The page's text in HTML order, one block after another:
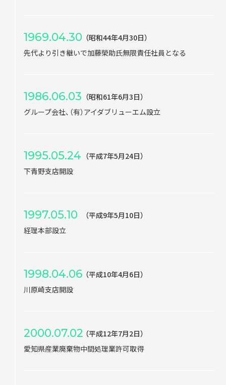
1969.04.30 （昭和44年4月30日）
先代より引き継いで加藤榮助氏無限責任社員となる
1986.06.03 （昭和61年6月3日）
グループ会社、（有）アイダブリューエム設立
1995.05.24 （平成7年5月24日）
下青野支店開設
1997.05.10
（平成9年5月10日）
経理本部設立
1998.04.06 （平成10年4月6日）
川原崎支店開設
2000.07.02 （平成12年7月2日）
愛知県産業廃棄物中間処理業許可取得